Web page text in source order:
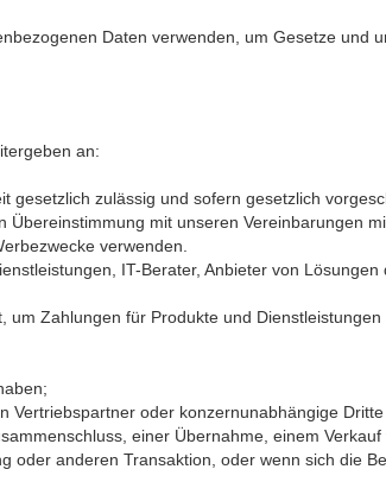
Daten verwenden, um Gesetze und
an:
zulässig und sofern gesetzlich
mit unseren Vereinbarungen
verwenden.
IT-Berater, Anbieter von
Zahlungen für Produkte und
oder konzernunabhängige
einer Übernahme, einem
anderen Transaktion, oder wenn sich die